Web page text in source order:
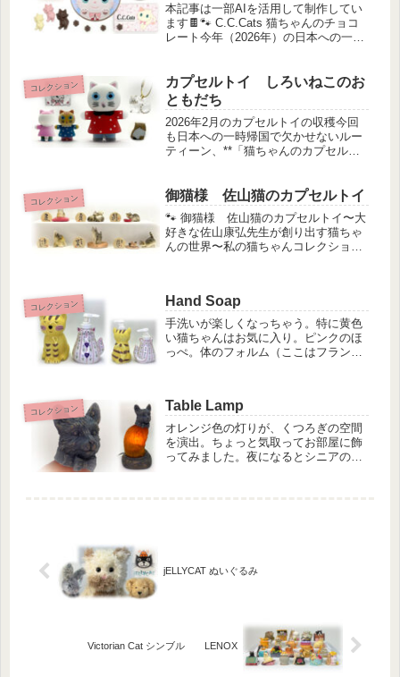
本記事は一部AIを活用して制作してい
ます🍫🐾 C.C.Cats 猫ちゃんのチョコ
レート今年（2026年）の日本への一時
実家近くのスーパー。何気なくバレン
タインコーナーを歩い...
コレクション
カプセルトイ しろいねこのお
ともだち
2026年2月のカプセルトイの収穫今回
も日本への一時帰国で欠かせないルー
ティーン、**「猫ちゃんのカプセルト
すが、実は今回、2度ほどしっかり嘆き
ました（笑）■ 嘆きその①...
コレクション 御猫様 佐山猫のカプセルトイ
🐾 御猫様 佐山猫のカプセルトイ〜大
好きな佐山康弘先生が創り出す猫ちゃ
んの世界〜私の猫ちゃんコレクション
ウスが好きなこともあって、ミニチ
ュ...
コレクション Hand Soap
手洗いが楽しくなっちゃう。特に黄色
い猫ちゃんはお気に入り。ピンクのほ
っぺ。体のフォルム（ここはフランス
るのも良いと思い、目的地はモール
に...
コレクション Table Lamp
オレンジ色の灯りが、くつろぎの空間
を演出。ちょっと気取ってお部屋に飾
ってみました。夜になるとシニアのお
jELLYCAT ぬいぐるみ
Victorian Cat シンブル LENOX